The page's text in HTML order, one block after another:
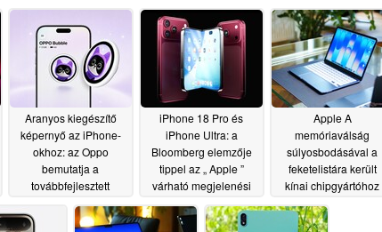
Aranyos kiegészítő
képernyő az iPhone-
okhoz: az Oppo
bemutatja a
továbbfejlesztett
06/30/2026
iPhone 18 Pro és
iPhone Ultra: a
Bloomberg elemzője
tippel az „ Apple ”
várható megjelenési
06/29/2026
Apple A
memóriaválság
súlyosbodásával a
feketelistára került
kínai chipgyártóhoz